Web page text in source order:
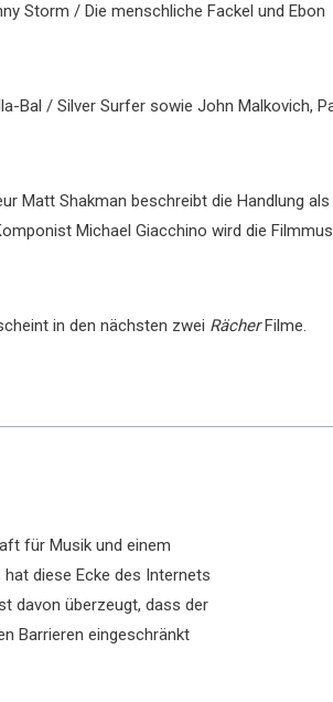
Storm / Die menschliche Fackel und Ebon
Bal / Silver Surfer sowie John Malkovich,
Matt Shakman beschreibt die Handlung als
Michael Giacchino wird die
in den nächsten zwei RächerFilme.
für Musik und einem
diese Ecke des Internets
davon überzeugt, dass der
Barrieren eingeschränkt